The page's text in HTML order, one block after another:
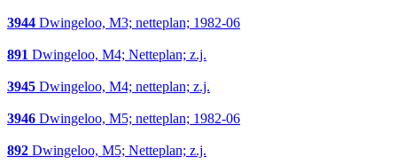
3944 Dwingeloo, M3; netteplan; 1982-06
891 Dwingeloo, M4; Netteplan; z.j.
3945 Dwingeloo, M4; netteplan; z.j.
3946 Dwingeloo, M5; netteplan; 1982-06
892 Dwingeloo, M5; Netteplan; z.j.